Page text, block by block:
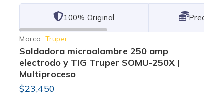
101% Original Lowest
Marca: Truper
Soldadora microalambre 250 amp
electrodo y TIG Truper SOMU-250X |
Multiproceso
$23,450